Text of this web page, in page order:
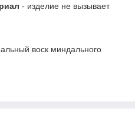
- изделие не вызывает
воск миндального